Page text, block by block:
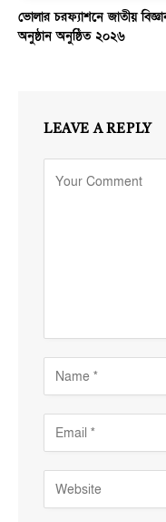
ভোলার চরফ্যাশনে জাতীয়
অনুষ্ঠান অনুষ্ঠিত ২০২৬
LEAVE A REPLY